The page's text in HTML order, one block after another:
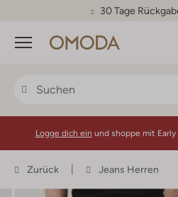
30 Tage
Menü
Logge dich ein und shoppe mit Early
Zurück Jeans Herren